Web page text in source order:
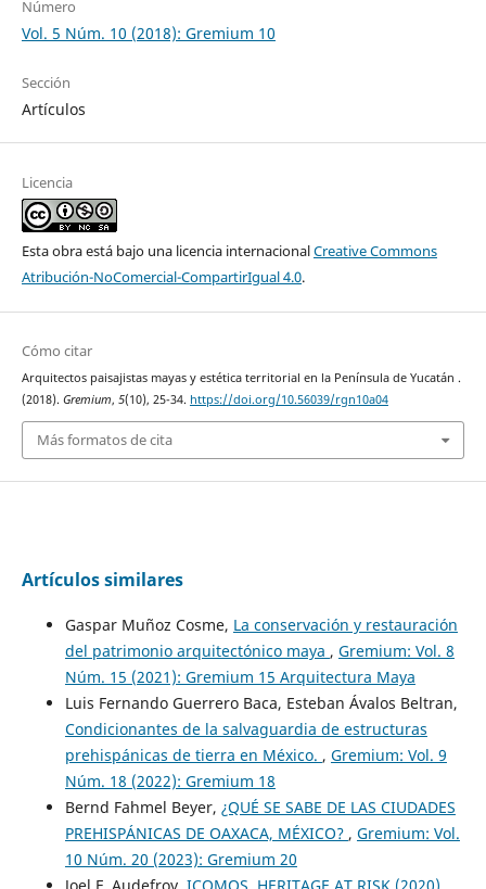
Número
Vol. 5 Núm. 10 (2018): Gremium 10
Sección
Artículos
Licencia
Esta obra está bajo una licencia internacionalCreative Commons
Atribución-NoComercial-CompartirIgual 4.0.
Cómo citar
Arquitectos paisajistas mayas y estética territorial en la Península de Yucatán .
(2018). Gremium, 5(10), 25-34. https://doi.org/10.56039/rgn10a04
Más formatos de cita
Artículos similares
Gaspar Muñoz Cosme, La conservación y restauración
del patrimonio arquitectónico maya , Gremium: Vol. 8
Núm. 15 (2021): Gremium 15 Arquitectura Maya
Luis Fernando Guerrero Baca, Esteban Ávalos Beltran,
Condicionantes de la salvaguardia de estructuras
prehispánicas de tierra en México. , Gremium: Vol. 9
Núm. 18 (2022): Gremium 18
Bernd Fahmel Beyer, ¿QUÉ SE SABE DE LAS CIUDADES
PREHISPÁNICAS DE OAXACA, MÉXICO? , Gremium: Vol.
10 Núm. 20 (2023): Gremium 20
Joel F. Audefroy, ICOMOS, HERITAGE AT RISK (2020),